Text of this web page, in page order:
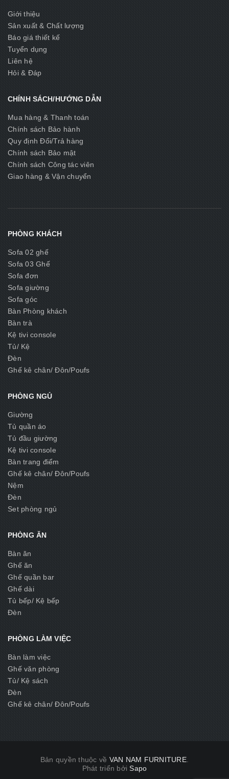
Giới thiệu
Sản xuất & Chất lượng
Báo giá thiết kế
Tuyển dụng
Liên hệ
Hỏi & Đáp
CHÍNH SÁCH/HƯỚNG DẪN
Mua hàng & Thanh toán
Chính sách Bảo hành
Quy định Đổi/Trả hàng
Chính sách Bảo mật
Chính sách Công tác viên
Giao hàng & Vận chuyển
PHÒNG KHÁCH
Sofa 02 ghế
Sofa 03 Ghế
Sofa đơn
Sofa giường
Sofa góc
Bàn Phòng khách
Bàn trà
Kệ tivi console
Tủ/ Kệ
Đèn
Ghế kê chân/ Đôn/Poufs
PHÒNG NGỦ
Giường
Tủ quần áo
Tủ đầu giường
Kệ tivi console
Bàn trang điểm
Ghế kê chân/ Đôn/Poufs
Nệm
Đèn
Set phòng ngủ
PHÒNG ĂN
Bàn ăn
Ghế ăn
Ghế quần bar
Ghế dài
Tủ bếp/ Kệ bếp
Đèn
PHÒNG LÀM VIỆC
Bàn làm việc
Ghế văn phòng
Tủ/ Kệ sách
Đèn
Ghế kê chân/ Đôn/Poufs
Bản quyền thuộc về VAN NAM FURNITURE.
Phát triển bởiSapo